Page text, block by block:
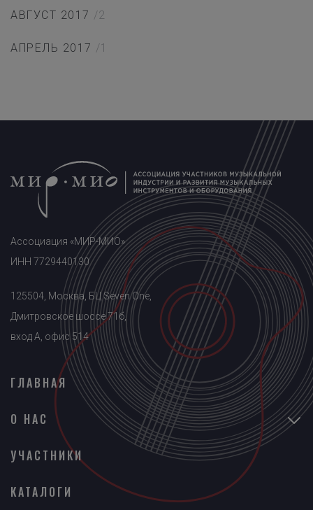
АВГУСТ 2017 /2
АПРЕЛЬ 2017 /1
Ассоциация «МИР-МИО»
ИНН 7729440130
125504, Москва, БЦ Seven One,
Дмитровское шоссе 71б,
вход A, офис 514
ГЛАВНАЯ
О НАС
УЧАСТНИКИ
КАТАЛОГИ